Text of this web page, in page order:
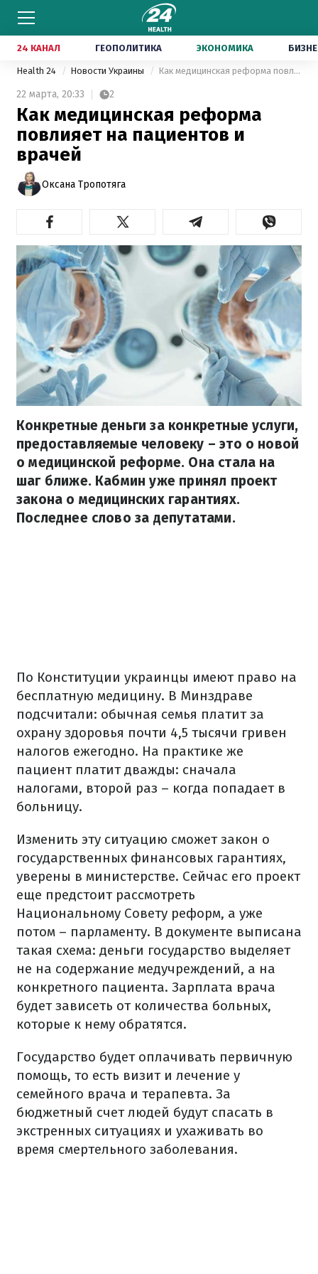
24 КАНАЛ ГЕОПОЛИТИКА ЭКОНОМИКА
Health 24 Новости Украины Как медицинская реформа повлияет на пациентов и врачей
22 марта, 20:33 2
Как медицинская реформа
повлияет на пациентов и
врачей
Оксана Тропотяга
Конкретные деньги за конкретные услуги,
предоставляемые человеку – это о новой
о медицинской реформе. Она стала на
шаг ближе. Кабмин уже принял проект
закона о медицинских гарантиях.
Последнее слово за депутатами.
По Конституции украинцы имеют право на
бесплатную медицину. В Минздраве
подсчитали: обычная семья платит за
охрану здоровья почти 4,5 тысячи гривен
налогов ежегодно. На практике же
пациент платит дважды: сначала
налогами, второй раз – когда попадает в
больницу.
Изменить эту ситуацию сможет закон о
государственных финансовых гарантиях,
уверены в министерстве. Сейчас его проект
еще предстоит рассмотреть
Национальному Совету реформ, а уже
потом – парламенту. В документе выписана
такая схема: деньги государство выделяет
не на содержание медучреждений, а на
конкретного пациента. Зарплата врача
будет зависеть от количества больных,
которые к нему обратятся.
Государство будет оплачивать первичную
помощь, то есть визит и лечение у
семейного врача и терапевта. За
бюджетный счет людей будут спасать в
экстренных ситуациях и ухаживать во
время смертельного заболевания.